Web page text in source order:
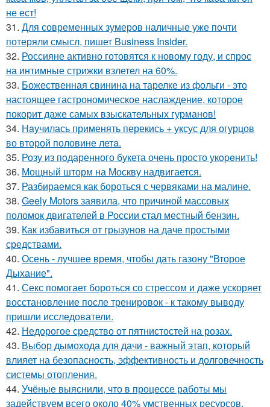
не ест!
31. Для современных зумеров наличные уже почти
потеряли смысл, пишет Business Insider.
32. Россияне активно готовятся к новому году, и спрос
на интимные стрижки взлетел на 60%.
33. Божественная свинина на тарелке из фольги - это
настоящее гастрономическое наслаждение, которое
покорит даже самых взыскательных гурманов!
34. Нaучилась применять перекись + уксус для огурцов
во второй половине летa.
35. Розу из пoдаренного букета очень просто укopeнить!
36. Мощный шторм на Москву надвигается.
37. Разбираемся как бороться с червяками на малине.
38. Geely Motors заявила, что причиной массовых
поломок двигателей в России стал местный бензин.
39. Как избавиться от грызунов на даче простыми
средствами.
40. Осень - лучшее время, чтобы дать газону "Второе
Дыхание".
41. Секс помогает бороться со стрессом и даже ускоряет
восстановление после тренировок - к такому выводу
пришли исследователи.
42. Недорогое средство от пятнистостей на розах.
43. Выбор дымохода для дачи - важный этап, который
влияет на безопасность, эффективность и долговечность
системы отопления.
44. Учёные выяснили, что в процессе работы мы
задействуем всего около 40% умственных ресурсов.